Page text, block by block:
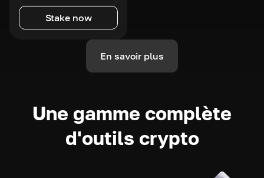
Stake now
En savoir plus
Une gamme complète
d'outils crypto